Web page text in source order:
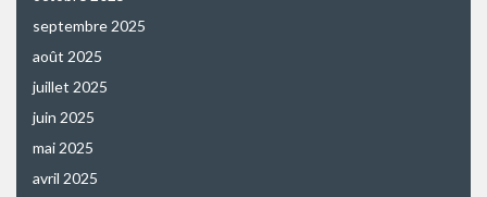
septembre 2025
août 2025
juillet 2025
juin 2025
mai 2025
avril 2025